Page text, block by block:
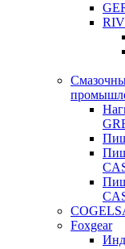
Foxgear